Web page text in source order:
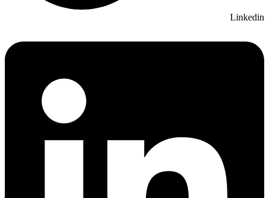
Linkedin